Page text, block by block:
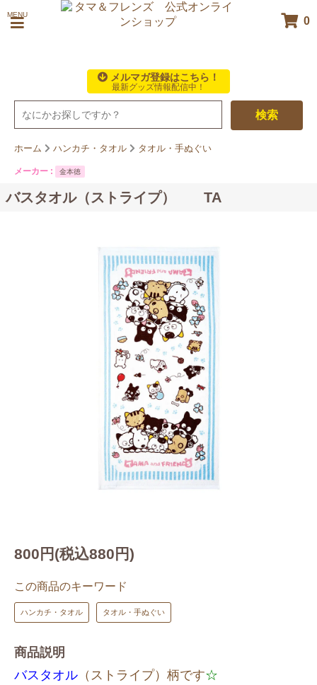
MENU
0
メルマガ登録はこちら！
最新グッズ情報配信中！
検索
ホーム ハンカチ・タオル タオル・手ぬぐい
メーカー : 金本徳
バスタオル（ストライプ） TA
800円(税込880円)
この商品のキーワード
ハンカチ・タオル タオル・手ぬぐい
商品説明
バスタオル （ストライプ）柄です☆